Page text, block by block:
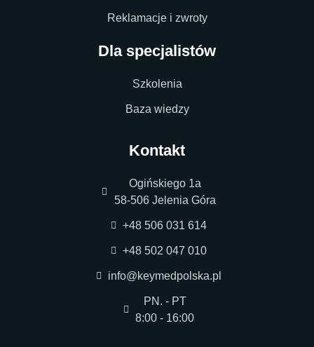
Reklamacje i zwroty
Dla specjalistów
Szkolenia
Baza wiedzy
Kontakt
Ogińskiego 1a
58-506 Jelenia Góra
+48 506 031 614
+48 502 047 010
info@keymedpolska.pl
PN. - PT
8:00 - 16:00